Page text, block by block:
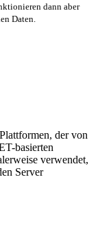
dann aber
Daten.
der von
basierten
verwendet,
Server